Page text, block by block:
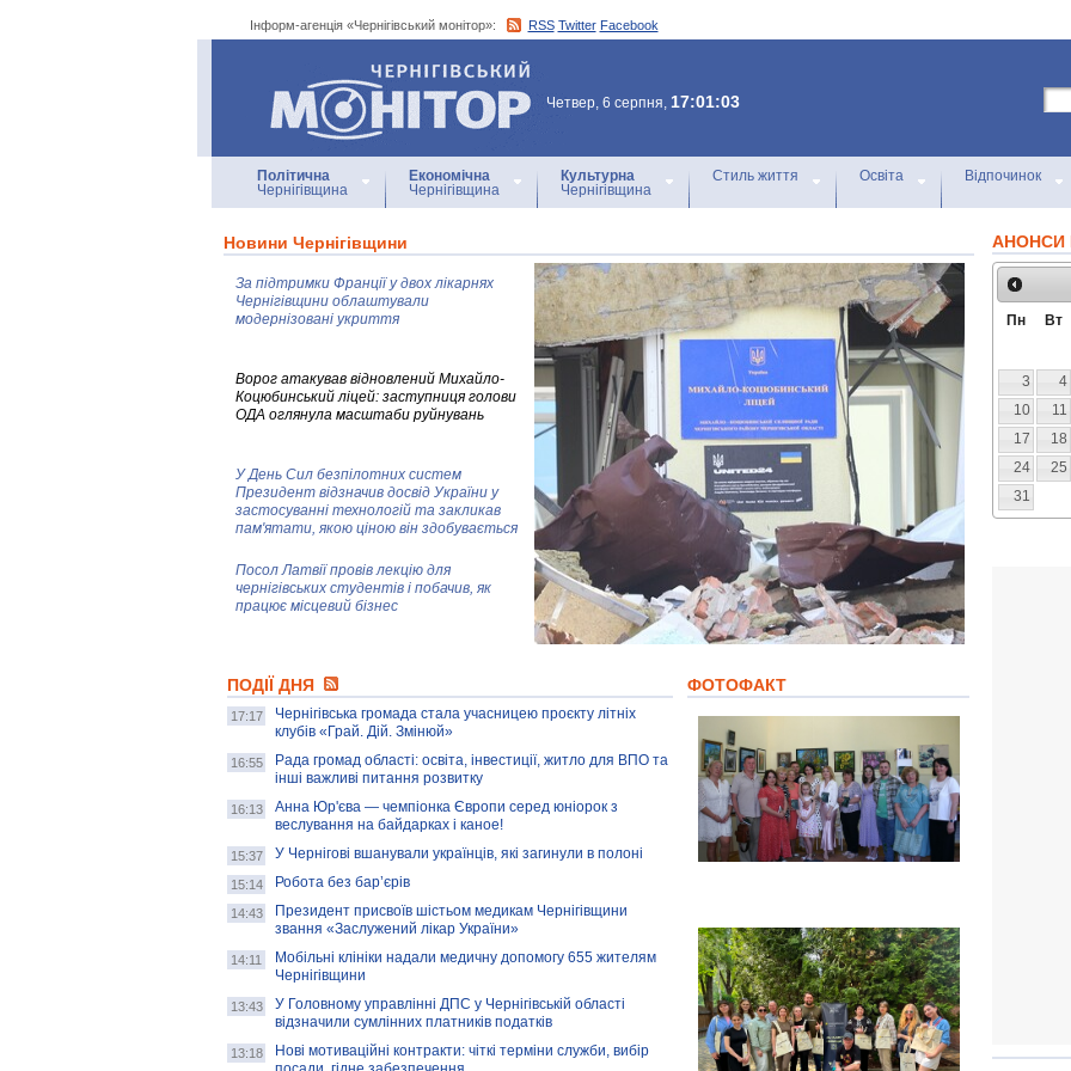
Інформ-агенція «Чернігівський монітор»: RSS Twitter Facebook
Інформ-агенція
«Чернігівський монітор»
Четвер, 6 серпня, 17:01:03
Політична
Чернігівщина
Економічна
Чернігівщина
Культурна
Чернігівщина
Стиль життя Освіта Відпочинок
Новини Чернігівщини
За підтримки Франції у двох лікарнях
Чернігівщини облаштували
модернізовані укриття
Ворог атакував відновлений Михайло-
Коцюбинський ліцей: заступниця голови
ОДА оглянула масштаби руйнувань
У День Сил безпілотних систем
Президент відзначив досвід України у
застосуванні технологій та закликав
пам'ятати, якою ціною він здобувається
Посол Латвії провів лекцію для
чернігівських студентів і побачив, як
працює місцевий бізнес
колекцію про війну, емоції та тварин
AB InBev Efes Україна підтримала
навчальний проєкт "Молодіжна бізнес-
школа", спрямований на розвиток
підприємництва у Чернігівській області
Золота тварина: видання Forbes
написало про чернігівця Патрона: хто і
скільки на ньому заробляє? І куди
витрачають?
ПОДІЇ ДНЯ
17:17
Чернігівська громада стала учасницею проєкту літніх
клубів «Грай. Дій. Змінюй»
16:55
Рада громад області: освіта, інвестиції, житло для ВПО та
інші важливі питання розвитку
16:13
Анна Юр'єва — чемпіонка Європи серед юніорок з
веслування на байдарках і каное!
15:37 У Чернігові вшанували українців, які загинули в полоні
15:14 Робота без бар’єрів
14:43
Президент присвоїв шістьом медикам Чернігівщини
звання «Заслужений лікар України»
14:11
Мобільні клініки надали медичну допомогу 655 жителям
Чернігівщини
13:43
У Головному управлінні ДПС у Чернігівській області
відзначили сумлінних платників податків
13:18
Нові мотиваційні контракти: чіткі терміни служби, вибір
ФОТОФАКТ
АНОНСИ
Пн Вт
3
4
10
11
17
18
24
25
31